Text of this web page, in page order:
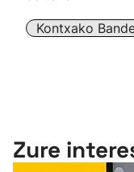
Kontxako
Zure